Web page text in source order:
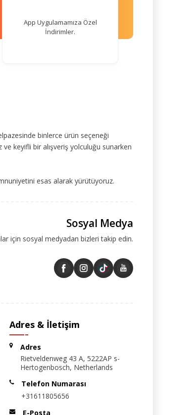
App Uygulamamıza Özel
İndirimler.
binlerce ürün seçeneği
ve keyifli bir alışveriş yolculuğu sunarken
esas alarak yürütüyoruz.
Sosyal Medya
için sosyal medyadan bizleri takip edin.
Adres & İletişim
Adres
Rietveldenweg 43 A, 5222AP s-
Hertogenbosch, Netherlands
Telefon Numarası
+31611805656
E-Posta